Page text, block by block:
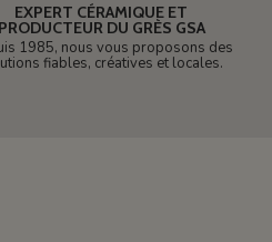
EXPERT CÉRAMIQUE ET
PRODUCTEUR DU GRÈS GSA
1985, nous vous proposons des
fiables, créatives et locales.